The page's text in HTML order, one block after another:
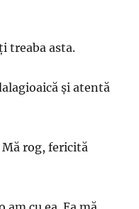
treaba asta.
și atentă
Mă rog, fericită